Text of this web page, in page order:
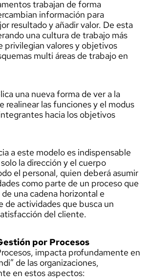
trabajan de forma
información para
resultado y añadir valor. De esta
una cultura de trabajo más
privilegian valores y objetivos
multi áreas de trabajo en
una nueva forma de ver a la
realinear las funciones y el modus
hacia los objetivos
a este modelo es indispensable
la dirección y el cuerpo
el personal, quien deberá asumir
como parte de un proceso que
una cadena horizontal e
de actividades que busca un
del cliente.
por Procesos
impacta profundamente en
de las organizaciones,
en estos aspectos: